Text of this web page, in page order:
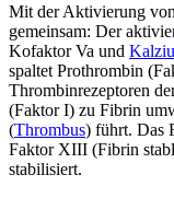
Mit der Aktivierung
gemeinsam: Der
Kofaktor Va und
spaltet Prothrombin
Thrombinrezeptoren
(Faktor I) zu Fibrin
(Thrombus) führt. Das
Faktor XIII (Fibrin
stabilisiert.